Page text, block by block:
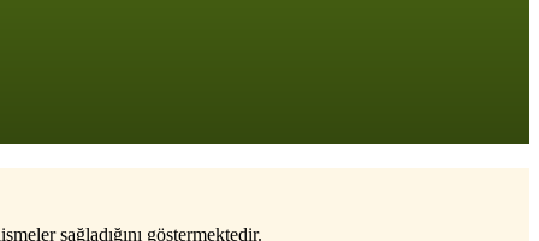
sağladığını göstermektedir.